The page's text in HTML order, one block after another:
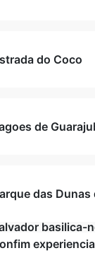
do Coco
de
das
basilica-